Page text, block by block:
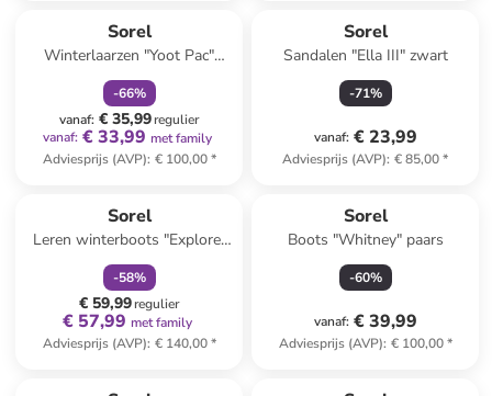
Sorel
Winterlaarzen "Yoot Pac"
zwart
-66%
vanaf: € 35,99regulier
vanaf: € 33,99 met family
Adviesprijs (AVP): € 100,00*
Sorel
Sandalen "Ella III" zwart
-71%
vanaf: € 23,99
Adviesprijs (AVP): € 85,00*
Sorel
Leren winterboots "Explorer
II" grijs/wit
-58%
€ 59,99regulier
€ 57,99 met family
Adviesprijs (AVP): € 140,00*
Sorel
Boots "Whitney" paars
-60%
vanaf: € 39,99
Adviesprijs (AVP): € 100,00*